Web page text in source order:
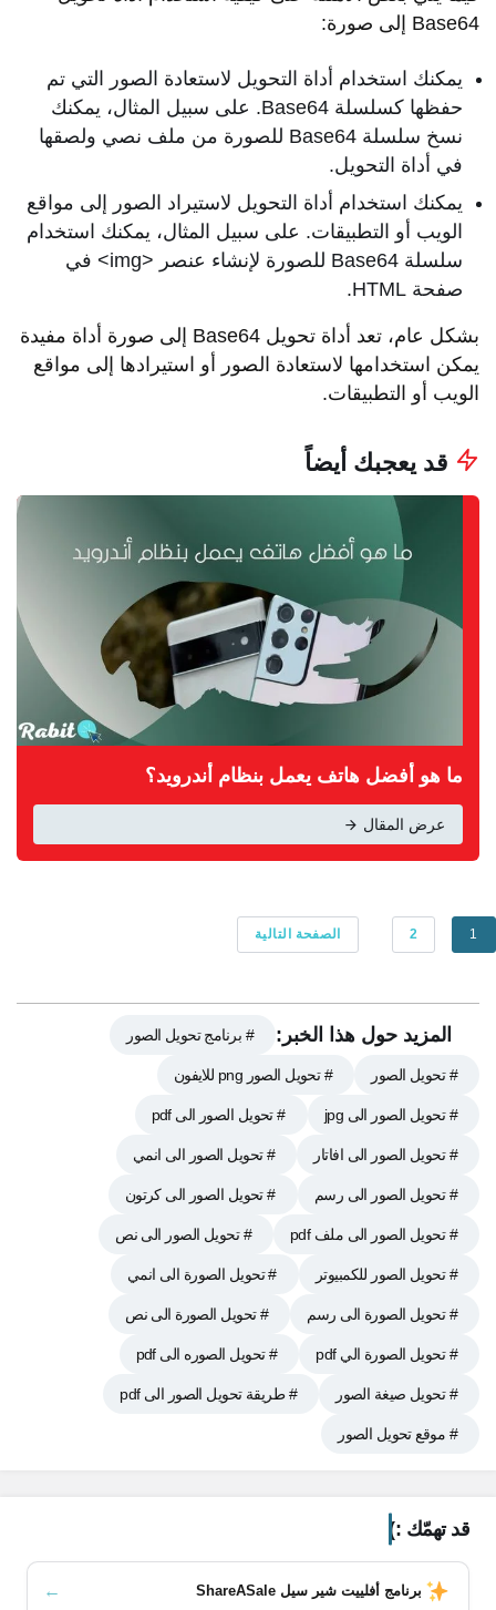
Base64 إلى صورة:
يمكنك استخدام أداة التحويل لاستعادة الصور التي تم
حفظها كسلسلة Base64. على سبيل المثال، يمكنك
نسخ سلسلة Base64 للصورة من ملف نصي ولصقها
في أداة التحويل.
يمكنك استخدام أداة التحويل لاستيراد الصور إلى مواقع
الويب أو التطبيقات. على سبيل المثال، يمكنك استخدام
سلسلة Base64 للصورة لإنشاء عنصر <img> في
صفحة HTML.
بشكل عام، تعد أداة تحويل Base64 إلى صورة أداة مفيدة
يمكن استخدامها لاستعادة الصور أو استيرادها إلى مواقع
الويب أو التطبيقات.
قد يعجبك أيضاً
ما هو أفضل هاتف يعمل بنظام أندرويد؟
عرض المقال
1
2 الصفحة التالية
المزيد حول هذا الخبر: # برنامج تحويل الصور
# تحويل الصور # تحويل الصور png للايفون
# تحويل الصور الى jpg # تحويل الصور الى pdf
# تحويل الصور الى افاتار # تحويل الصور الى انمي
# تحويل الصور الى رسم # تحويل الصور الى كرتون
# تحويل الصور الى ملف pdf # تحويل الصور الى نص
# تحويل الصور للكمبيوتر # تحويل الصورة الى انمي
# تحويل الصورة الى رسم # تحويل الصورة الى نص
# تحويل الصورة الي pdf # تحويل الصوره الى pdf
# تحويل صيغة الصور # طريقة تحويل الصور الى pdf
# موقع تحويل الصور
قد تهمّك :)
برنامج أفلييت شير سيل ShareASale ←
محتويات المقال